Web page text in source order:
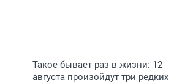
Такое бывает раз в жизни: 12
августа произойдут три редких